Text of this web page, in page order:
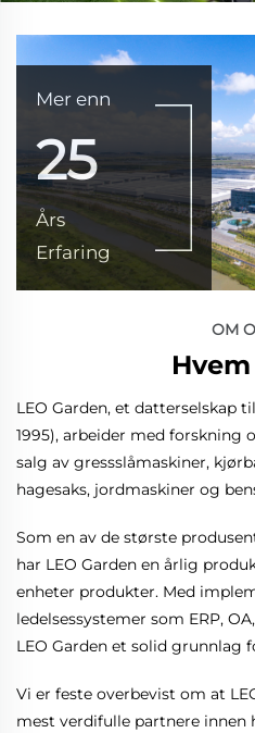
Mer enn
25
Års
Erfaring
OM
LEO Garden, et datterselskap
1995), arbeider med forskning
salg av gressslåmaskiner,
hagesaks, jordmaskiner og
Som en av de største
har LEO Garden en årlig
enheter produkter. Med
ledelsessystemer som ERP,
LEO Garden et solid grunnlag
Vi er feste overbevist om at
mest verdifulle partnere innen